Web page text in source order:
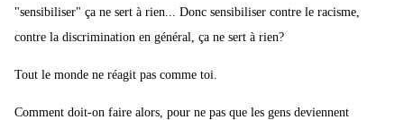
"sensibiliser" ça ne sert à rien... Donc sensibiliser contre le racisme,
contre la discrimination en général, ça ne sert à rien?
Tout le monde ne réagit pas comme toi.
Comment doit-on faire alors, pour ne pas que les gens deviennent